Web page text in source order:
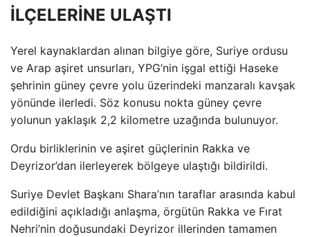
İLÇELERİNE ULAŞTI
Yerel kaynaklardan alınan bilgiye göre, Suriye ordusu
ve Arap aşiret unsurları, YPG’nin işgal ettiği Haseke
şehrinin güney çevre yolu üzerindeki manzaralı kavşak
yönünde ilerledi. Söz konusu nokta güney çevre
yolunun yaklaşık 2,2 kilometre uzağında bulunuyor.
Ordu birliklerinin ve aşiret güçlerinin Rakka ve
Deyrizor’dan ilerleyerek bölgeye ulaştığı bildirildi.
Suriye Devlet Başkanı Shara’nın taraflar arasında kabul
edildiğini açıkladığı anlaşma, örgütün Rakka ve Fırat
Nehri’nin doğusundaki Deyrizor illerinden tamamen